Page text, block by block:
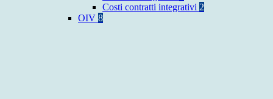
Costi contratti integrativi 2
OIV 8